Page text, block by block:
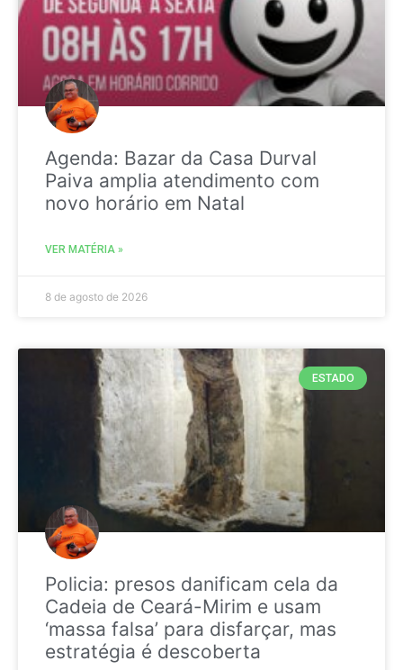
Agenda: Bazar da Casa Durval
Paiva amplia atendimento com
novo horário em Natal
VER MATÉRIA »
8 de agosto de 2026
ESTADO
Policia: presos danificam cela da
Cadeia de Ceará-Mirim e usam
‘massa falsa’ para disfarçar, mas
estratégia é descoberta